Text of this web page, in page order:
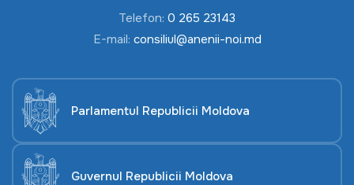
Telefon: 0 265 23143
E-mail: consiliul@anenii-noi.md
Parlamentul Republicii Moldova
Guvernul Republicii Moldova